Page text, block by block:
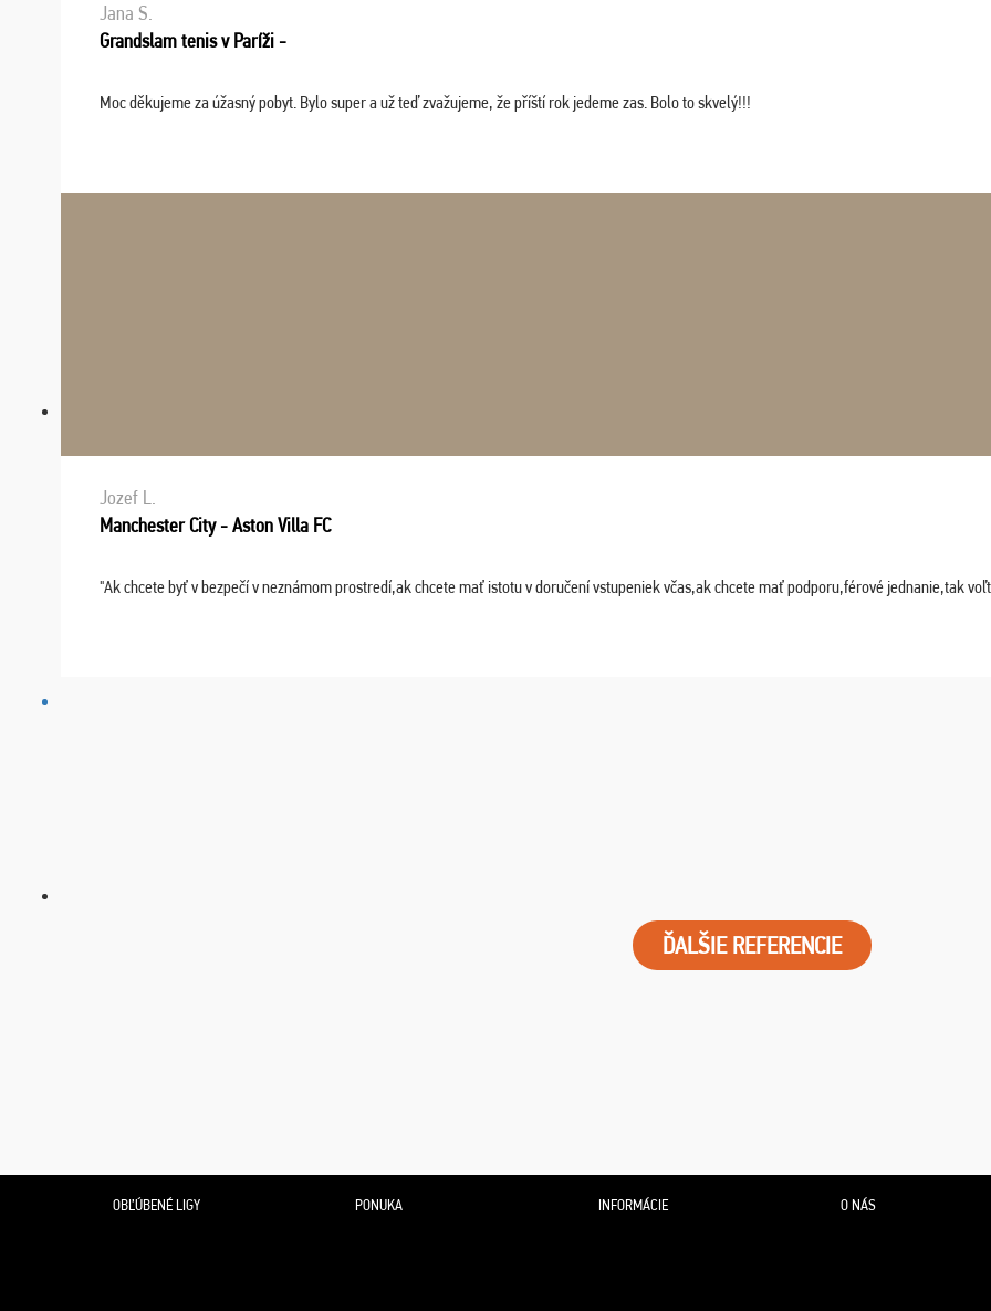
Jana S.
Grandslam tenis v Paríži -
Moc děkujeme za úžasný pobyt. Bylo super a už teď zvažujeme, že příští rok jedeme zas. Bolo to skvelý!!!
Jozef L.
Manchester City - Aston Villa FC
"Ak chcete byť v bezpečí v neznámom prostredí,ak chcete mať istotu v doručení vstupeniek včas,ak chcete mať podporu,férové jednanie,tak
ĎALŠIE REFERENCIE
OBĽÚBENÉ LIGY PONUKA INFORMÁCIE O NÁS